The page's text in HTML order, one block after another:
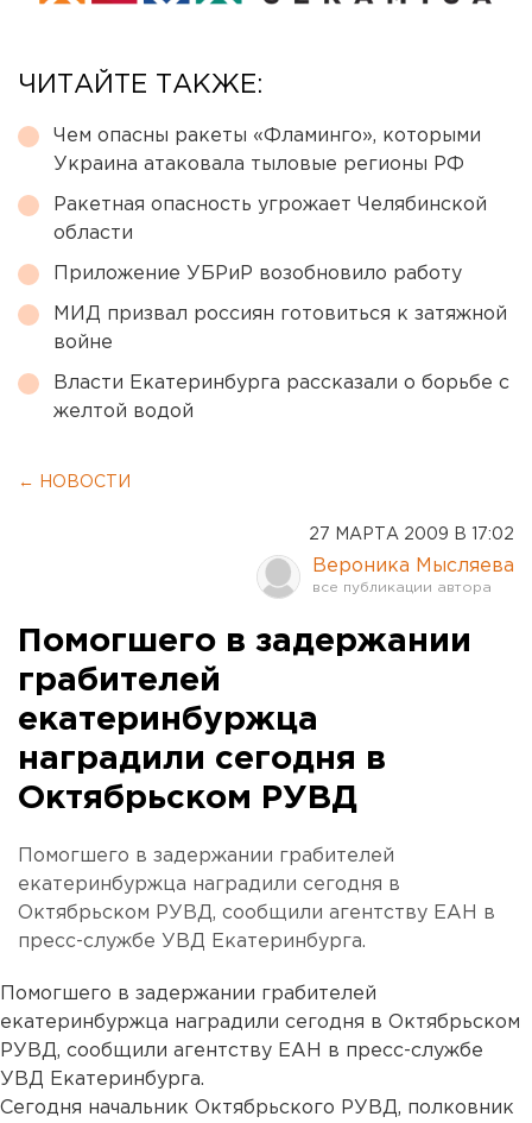
ЧИТАЙТЕ ТАКЖЕ:
Чем опасны ракеты «Фламинго», которыми
Украина атаковала тыловые регионы РФ
Ракетная опасность угрожает Челябинской
области
Приложение УБРиР возобновило работу
МИД призвал россиян готовиться к затяжной
войне
Власти Екатеринбурга рассказали о борьбе с
желтой водой
← НОВОСТИ
27 МАРТА 2009 В 17:02
Вероника Мысляева
Помогшего в задержании
грабителей
екатеринбуржца
наградили сегодня в
Октябрьском РУВД
Помогшего в задержании грабителей
екатеринбуржца наградили сегодня в
Октябрьском РУВД, сообщили агентству ЕАН в
пресс-службе УВД Екатеринбурга.
Помогшего в задержании грабителей
екатеринбуржца наградили сегодня в Октябрьском
РУВД, сообщили агентству ЕАН в пресс-службе
УВД Екатеринбурга.
Сегодня начальник Октябрьского РУВД, полковник